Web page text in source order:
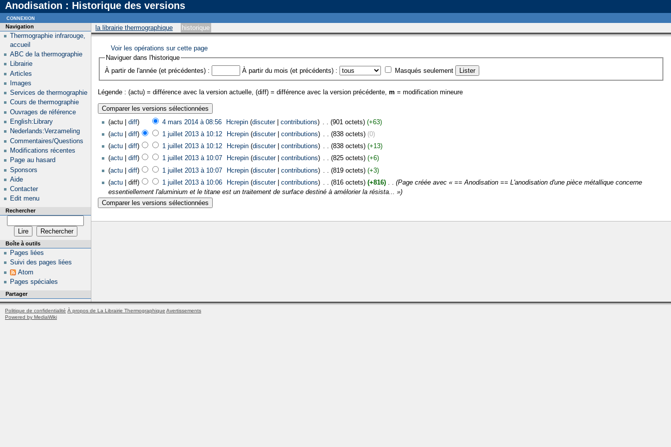
Anodisation : Historique des versions
la librairie thermographique historique
Voir les opérations sur cette page
Naviguer dans l'historique
À partir de l'année (et précédentes) :
À partir du mois (et précédents) : Masqués seulement
Légende : (actu) = différence avec la version actuelle, (diff) = différence avec la version précédente, m = modification mineure
(actu | diff) 4 mars 2014 à 08:56‎ Hcrepin (discuter| contributions) (901 octets) (+63)
(actu| diff) 1 juillet 2013 à 10:12‎ Hcrepin (discuter| contributions) (838 octets) (0)
(actu| diff) 1 juillet 2013 à 10:12‎ Hcrepin (discuter| contributions) . . (838 octets) (+13)
(actu| diff) 1 juillet 2013 à 10:07‎ Hcrepin (discuter| contributions) . . (825 octets) (+6)
(actu| diff) 1 juillet 2013 à 10:07‎ Hcrepin (discuter| contributions) (819 octets) (+3)
(actu| diff) 1 juillet 2013 à 10:06‎ Hcrepin (discuter| contributions) . . (816 octets) (+816) . . (Page créée avec « == Anodisation == L'anodisation d'une pièce métallique concerne
essentiellement l'aluminium et le titane est un traitement de surface destiné à amélorier la résista... »)
Navigation
Thermographie infrarouge,
accueil
ABC de la thermographie
Librairie
Articles
Images
Services de thermographie
Cours de thermographie
Ouvrages de référence
English:Library
Nederlands:Verzameling
Commentaires/Questions
Modifications récentes
Page au hasard
Sponsors
Aide
Contacter
Edit menu
Rechercher
Boîte à outils
Pages liées
Suivi des pages liées
Atom
Pages spéciales
Partager
connexion
Politique de confidentialité À propos de La Librairie Thermographique Avertissements
Powered by MediaWiki